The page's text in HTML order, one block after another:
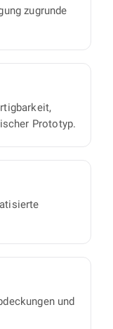
zugrunde
Prototyp.
und